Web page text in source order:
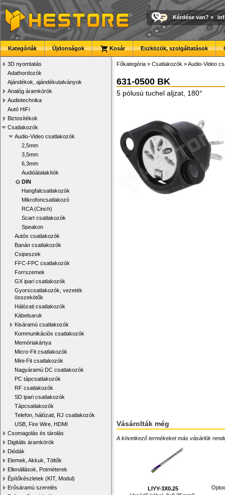
Kérdése van? »
Kategóriák Újdonságok Kosár Eszközök, szolgáltatások
3D nyomtatás
Adathordozók
Ajándékok, ajándékutalványok
Analóg áramkörök
Audiotechnika
Autó HiFi
Biztosítékok
Csatlakozók
Audio-Video csatlakozók
2,5mm
3,5mm
6,3mm
Audióátalakítók
DIN
Hangfalcsatlakozók
Mikrofoncsatlakozó
RCA (Cinch)
Scart csatlakozók
Speakon
Autós csatlakozók
Banán csatlakozók
Csipeszek
FFC-FPC csatlakozók
Forrszemek
GX ipari csatlakozók
Gyorscsatlakozók, vezeték
összekötők
Hálózati csatlakozók
Kábelsaruk
Kisáramú csatlakozók
Kommunikációs csatlakozók
Memóriakártya
Micro-Fit csatlakozók
Mini-Fit csatlakozók
Nagyáramú DC csatlakozók
PC tápcsatlakozók
RF csatlakozók
SD ipari csatlakozók
Tápcsatlakozók
Telefon, hálózati, RJ csatlakozók
USB, Fire Wire, HDMI
Csomagolás és tárolás
Digitális áramkörök
Diódák
Elemek, Akkuk, Töltők
Ellenállások, Potméterek
Építőkészletek (KIT, Modul)
Erősáramú szerelés
Főkategória » Csatlakozók »Audio-Video
631-0500 BK
5 pólusú tuchel aljzat, 180°
Vásárolták még
A következő termékeket más vásárlók
LIYY-3X0.25